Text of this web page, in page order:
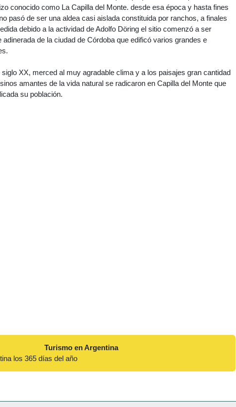
conocido como La Capilla del Monte. desde esa época y hasta fines
pasó de ser una aldea casi aislada constituida por ranchos, a finales
debido a la actividad de Adolfo Döring el sitio comenzó a ser
adinerada de la ciudad de Córdoba que edificó varios grandes e
XX, merced al muy agradable clima y a los paisajes gran cantidad
amantes de la vida natural se radicaron en Capilla del Monte que
su población.
Turismo en Argentina
los 365 días del año